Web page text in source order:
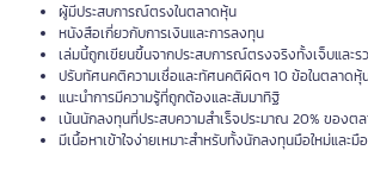
ผู้มีประสบการณ์ตรงในตลาดหุ้น
หนังสือเกี่ยวกับการเงินและการลงทุน
เล่มนี้ถูกเขียนขึ้นจากประสบการณ์ตรงจริงทั้งเจ็บและร
ปรับทัศนคติความเชื่อและทัศนคติผิดๆ 10 ข้อในตลาดหุ้
แนะนำการมีความรู้ที่ถูกต้องและสัมมาทิฐิ
เน้นนักลงทุนที่ประสบความสำเร็จประมาณ 20% ของต
มีเนื้อหาเข้าใจง่ายเหมาะสำหรับทั้งนักลงทุนมือใหม่และมื